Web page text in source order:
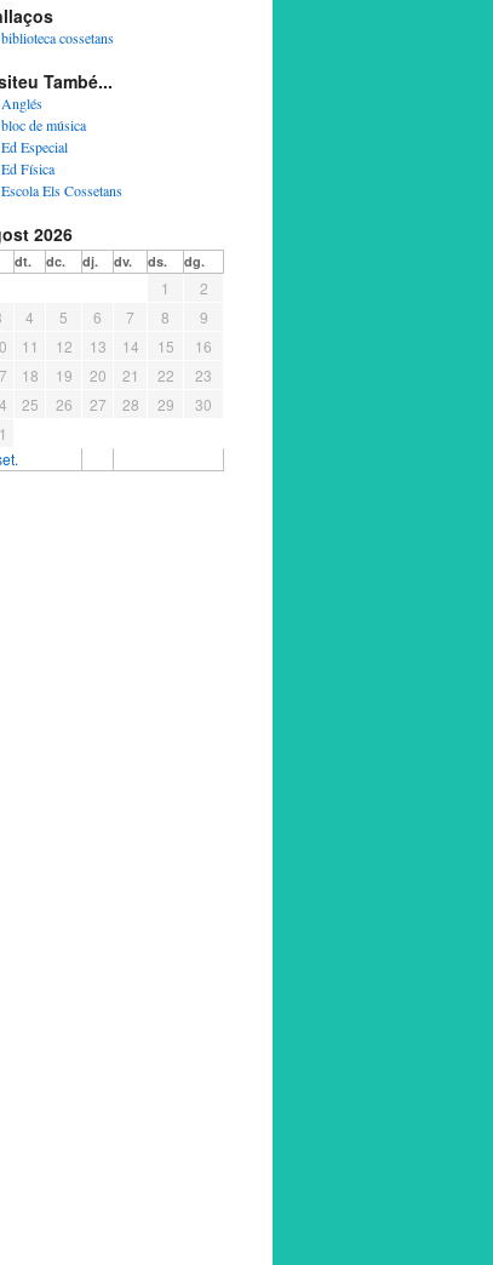
biblioteca cossetans
També...
Anglés
bloc de música
Ed Especial
Ed Física
Escola Els Cossetans
2026
dt. dc. dj. dv. ds. dg.
1
2
4 5 6 7 8
9
11 12 13 14 15
16
18 19 20 21 22
23
25 26 27 28 29
30